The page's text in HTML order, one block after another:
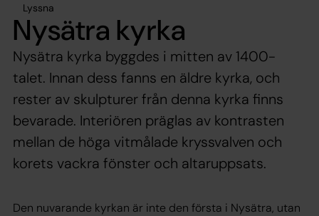
Lyssna
Nysätra kyrka
Nysätra kyrka byggdes i mitten av 1400-
talet. Innan dess fanns en äldre kyrka, och
rester av skulpturer från denna kyrka finns
bevarade. Interiören präglas av kontrasten
mellan de höga vitmålade kryssvalven och
korets vackra fönster och altaruppsats.
Den nuvarande kyrkan är inte den första i Nysätra, utan